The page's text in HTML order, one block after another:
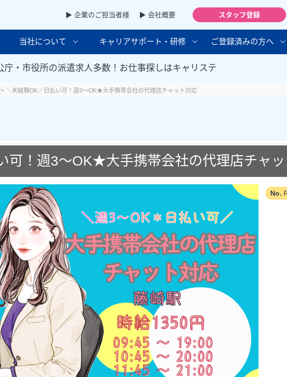
▶ 企業のご担当者様 ▶ 会社概要 スタッフ登録
当社について キャリアサポート・研修 ご登録済みの方へ
庁・市役所の派遣求人多数！お仕事探しはキャリステ
＼未経験OK／日払い可！週3～OK★大手携帯会社の代理店チャット対応
可！週3～OK★大手携帯会社の代理店チャ